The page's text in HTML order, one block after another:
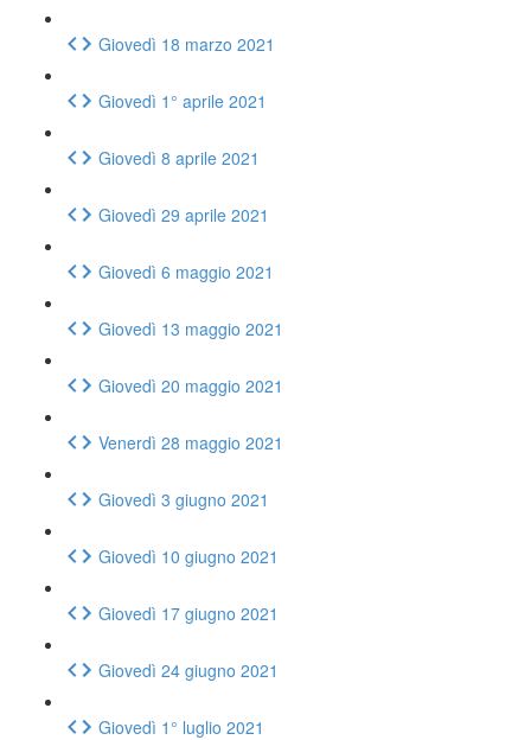
Giovedì 18 marzo 2021
Giovedì 1° aprile 2021
Giovedì 8 aprile 2021
Giovedì 29 aprile 2021
Giovedì 6 maggio 2021
Giovedì 13 maggio 2021
Giovedì 20 maggio 2021
Venerdì 28 maggio 2021
Giovedì 3 giugno 2021
Giovedì 10 giugno 2021
Giovedì 17 giugno 2021
Giovedì 24 giugno 2021
Giovedì 1° luglio 2021